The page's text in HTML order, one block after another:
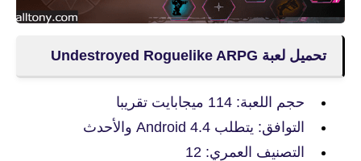
تحميل لعبة Undestroyed Roguelike ARPG
حجم اللعبة: 114 ميجابايت تقريبا
التوافق: يتطلب Android 4.4 والأحدث
التصنيف العمري: 12